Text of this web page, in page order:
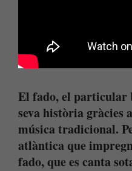
El fado, el particular
seva història gràcies
música tradicional.
atlàntica que
fado, que es canta